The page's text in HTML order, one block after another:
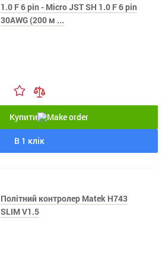
1.0 F 6 pin - Micro JST SH 1.0 F 6 pin
30AWG (200 м ...
Купити
В 1 клік
Політний контролер Matek H743
SLIM V1.5